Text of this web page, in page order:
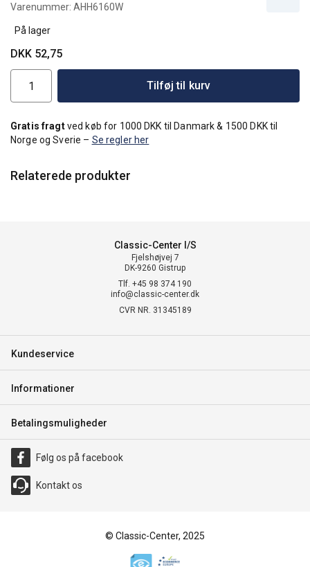
Varenummer: AHH6160W
På lager
DKK 52,75
Tilføj til kurv
Gratis fragtved køb for 1000 DKK til Danmark & 1500 DKK til
Norge og Sverie – Se regler her
Relaterede produkter
Classic-Center I/S
Fjelshøjvej 7
DK-9260 Gistrup
Tlf. +45 98 374 190
info@classic-center.dk
CVR NR. 31345189
Kundeservice
Informationer
Betalingsmuligheder
Følg os på facebook
Kontakt os
© Classic-Center, 2025